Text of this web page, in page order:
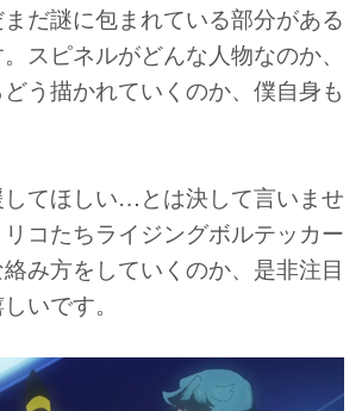
だ謎に包まれている部分がある
スピネルがどんな人物なのか、
う描かれていくのか、僕自身も
してほしい…とは決して言いませ
コたちライジングボルテッカー
み方をしていくのか、是非注目
いです。